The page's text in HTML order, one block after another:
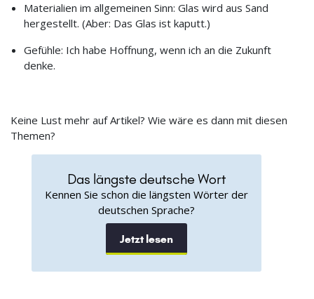
Materialien im allgemeinen Sinn: Glas wird aus Sand
hergestellt. (Aber: Das Glas ist kaputt.)
Gefühle: Ich habe Hoffnung, wenn ich an die Zukunft
denke.
Keine Lust mehr auf Artikel? Wie wäre es dann mit diesen
Themen?
Das längste deutsche Wort
Kennen Sie schon die längsten Wörter der
deutschen Sprache?
Jetzt lesen